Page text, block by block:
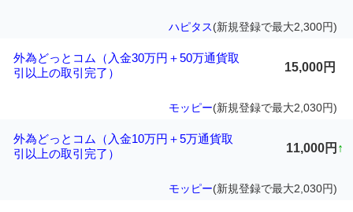
ハピタス(新規登録で最大2,300円)
外為どっとコム（入金30万円＋50万通貨取
引以上の取引完了）
15,000円
モッピー(新規登録で最大2,030円)
外為どっとコム（入金10万円＋5万通貨取
引以上の取引完了）
11,000円 ↑
モッピー(新規登録で最大2,030円)